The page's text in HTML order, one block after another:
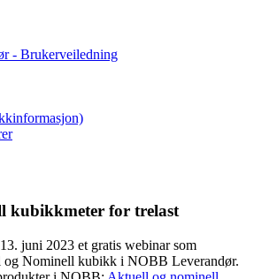
- Brukerveiledning
kubikkmeter for trelast
juni 2023 et gratis webinar som
og Nominell kubikk i NOBB Leverandør.